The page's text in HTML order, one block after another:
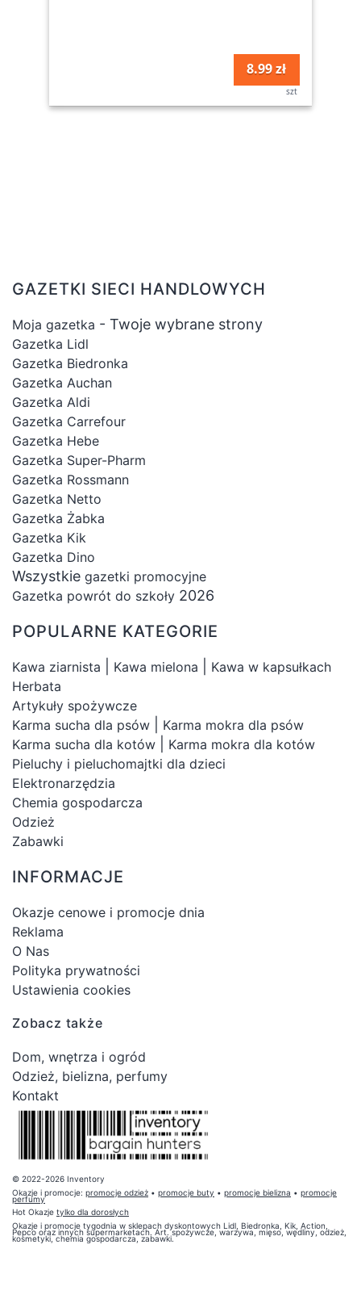
8.99 zł
szt
GAZETKI SIECI HANDLOWYCH
Moja gazetka - Twoje wybrane strony
Gazetka Lidl
Gazetka Biedronka
Gazetka Auchan
Gazetka Aldi
Gazetka Carrefour
Gazetka Hebe
Gazetka Super-Pharm
Gazetka Rossmann
Gazetka Netto
Gazetka Żabka
Gazetka Kik
Gazetka Dino
Wszystkie gazetki promocyjne
Gazetka powrót do szkoły 2026
POPULARNE KATEGORIE
Kawa ziarnista Kawa mielona
Kawa w kapsułkach
Herbata
Artykuły spożywcze
Karma sucha dla psów
Karma mokra dla psów
Karma sucha dla kotów
Karma mokra dla kotów
Pieluchy i pieluchomajtki dla dzieci
Elektronarzędzia
Chemia gospodarcza
Odzież
Zabawki
INFORMACJE
Okazje cenowe i promocje dnia
Reklama
O Nas
Polityka prywatności
Ustawienia cookies
Zobacz także
Dom, wnętrza i ogród
Odzież, bielizna, perfumy
Kontakt
© 2022-2026 Inventory
Okazje i promocje: promocje odzież • promocje buty • promocje bielizna • promocje
perfumy
Hot Okazje tylko dla dorosłych
Okazje i promocje tygodnia w sklepach dyskontowych Lidl, Biedronka, Kik, Action,
Pepco oraz innych supermarketach. Art. spożywcze, warzywa, mięso, wędliny, odzież,
kosmetyki, chemia gospodarcza, zabawki.